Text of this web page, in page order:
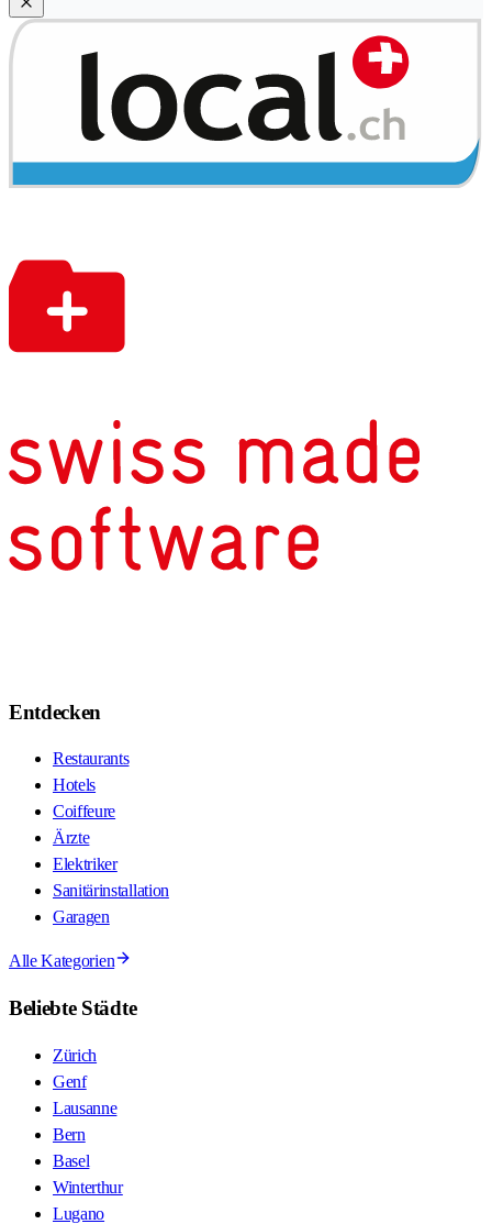
Entdecken
Restaurants
Hotels
Coiffeure
Ärzte
Elektriker
Sanitärinstallation
Garagen
Alle Kategorien
Beliebte Städte
Zürich
Genf
Lausanne
Bern
Basel
Winterthur
Lugano